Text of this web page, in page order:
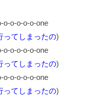
o-o-o-o-o-one
ってしまったの)
o-o-o-o-o-one
ってしまったの)
o-o-o-o-o-one
ってしまったの)